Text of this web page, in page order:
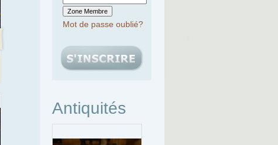
Mot de passe oublié?
Antiquités